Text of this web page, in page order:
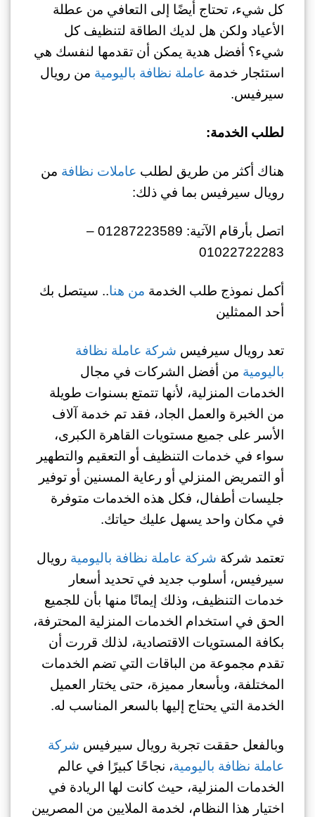
كل شيء، تحتاج أيضًا إلى التعافي من عطلة
الأعياد ولكن هل لديك الطاقة لتنظيف كل
شيء؟ أفضل هدية يمكن أن تقدمها لنفسك هي
استئجار خدمة عاملة نظافة باليومية من رويال
سيرفيس.
لطلب الخدمة:
هناك أكثر من طريق لطلب عاملات نظافة من
رويال سيرفيس بما في ذلك:
اتصل بأرقام الآتية: 01287223589 –
01022722283
أكمل نموذج طلب الخدمة من هنا.. سيتصل بك
أحد الممثلين
تعد رويال سيرفيس شركة عاملة نظافة
باليومية من أفضل الشركات في مجال
الخدمات المنزلية، لأنها تتمتع بسنوات طويلة
من الخبرة والعمل الجاد، فقد تم خدمة آلاف
الأسر على جميع مستويات القاهرة الكبرى،
سواء في خدمات التنظيف أو التعقيم والتطهير
أو التمريض المنزلي أو رعاية المسنين أو توفير
جليسات أطفال، فكل هذه الخدمات متوفرة
في مكان واحد يسهل عليك حياتك.
تعتمد شركة شركة عاملة نظافة باليومية رويال
سيرفيس، أسلوب جديد في تحديد أسعار
خدمات التنظيف، وذلك إيمانًا منها بأن للجميع
الحق في استخدام الخدمات المنزلية المحترفة،
بكافة المستويات الاقتصادية، لذلك قررت أن
تقدم مجموعة من الباقات التي تضم الخدمات
المختلفة، وبأسعار مميزة، حتى يختار العميل
الخدمة التي يحتاج إليها بالسعر المناسب له.
وبالفعل حققت تجربة رويال سيرفيس شركة
عاملة نظافة باليومية، نجاحًا كبيرًا في عالم
الخدمات المنزلية، حيث كانت لها الريادة في
اختيار هذا النظام، لخدمة الملايين من المصريين